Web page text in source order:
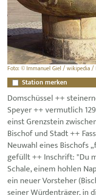
Foto: © Immanuel Giel / wikipedia /
Station merken
Domschüssel ++
Speyer ++ vermutlich
einst Grenzstein
Bischof und Stadt ++
Neuwahl eines Bischofs
gefüllt ++ Inschrift: "Du
Schale, einem hohlen
ein neuer Vorsteher